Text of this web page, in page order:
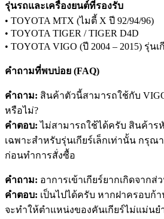
รุ่นรถและเครื่องยนต์ที่รองรับ
• TOYOTA MTX (ไมตี้ X ปี 92/94/96)
• TOYOTA TIGER / TIGER D4D
• TOYOTA VIGO (ปี 2004 – 2015) รุ่นเ
คำถามที่พบบ่อย (FAQ)
คำถาม: สินค้าตัวนี้สามารถใช้กับ
หรือไม่?
คำตอบ: ไม่สามารถใช้ได้ครับ สินค้าร
เฉพาะสำหรับรุ่นเกียร์เล็กเท่านั้น กรุณ
ก่อนทำการสั่งซื้อ
คำถาม: อาการเข้าเกียร์ยากเกิดจากส่
คำตอบ: เป็นไปได้ครับ หากฝาครอบก้
จะทำให้ตำแหน่งของคันเกียร์ไม่แม่นย